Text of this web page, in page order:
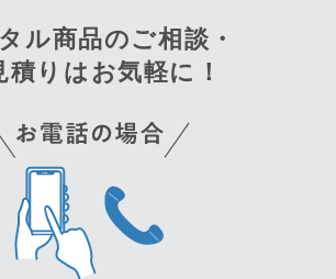
ル商品のご相談・
積りはお気軽に！